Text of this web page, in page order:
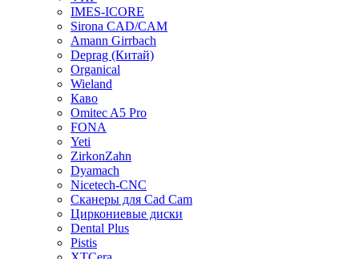
IMES-ICORE
Sirona CAD/CAM
Amann Girrbach
Deprag (Китай)
Organical
Wieland
Каво
Omitec A5 Pro
FONA
Yeti
ZirkonZahn
Dyamach
Nicetech-CNC
Сканеры для Cad Cam
Циркониевые диски
Dental Plus
Pistis